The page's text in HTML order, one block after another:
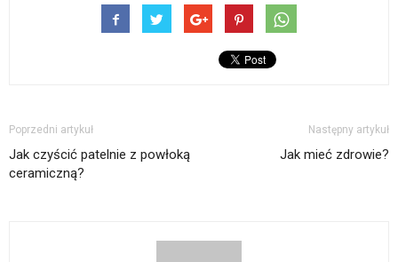
Poprzedni artykuł
Jak czyścić patelnie z powłoką
ceramiczną?
Następny artykuł
Jak mieć zdrowie?